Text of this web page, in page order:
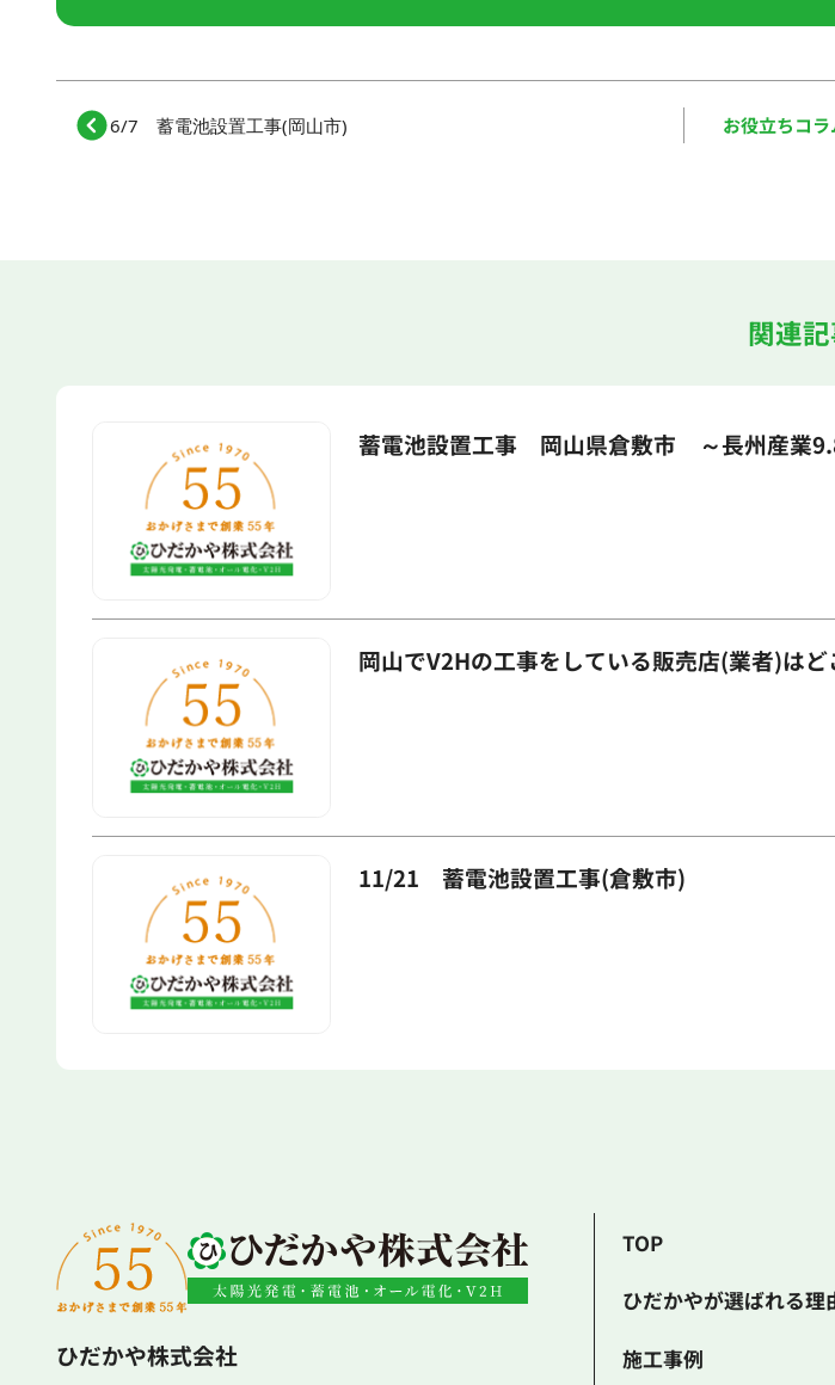
6/7 蓄電池設置工事(岡山市) お役立ちコ
関連
蓄電池設置工事 岡山県倉敷市 ～長州産業
岡山でV2Hの工事をしている販売店(業者)は
11/21 蓄電池設置工事(倉敷市)
ひだかや株式会社
TOP
ひだかやが選ばれる理
施工事例